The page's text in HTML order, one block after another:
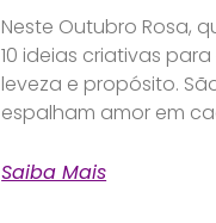
Neste Outubro Rosa,
10 ideias criativas
leveza e propósito.
espalham amor em
Saiba Mais